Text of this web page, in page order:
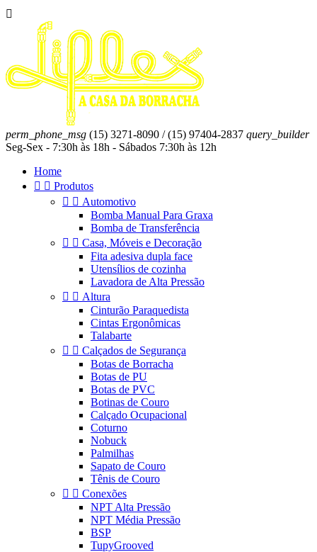

perm_phone_msg (15) 3271-8090 / (15) 97404-2837 query_builder
Seg-Sex - 7:30h às 18h - Sábados 7:30h às 12h
Home
  Produtos
  Automotivo
Bomba Manual Para Graxa
Bomba de Transferência
  Casa, Móveis e Decoração
Fita adesiva dupla face
Utensílios de cozinha
Lavadora de Alta Pressão
  Altura
Cinturão Paraquedista
Cintas Ergonômicas
Talabarte
  Calçados de Segurança
Botas de Borracha
Botas de PU
Botas de PVC
Botinas de Couro
Calçado Ocupacional
Coturno
Nobuck
Palmilhas
Sapato de Couro
Tênis de Couro
  Conexões
NPT Alta Pressão
NPT Média Pressão
BSP
TupyGrooved